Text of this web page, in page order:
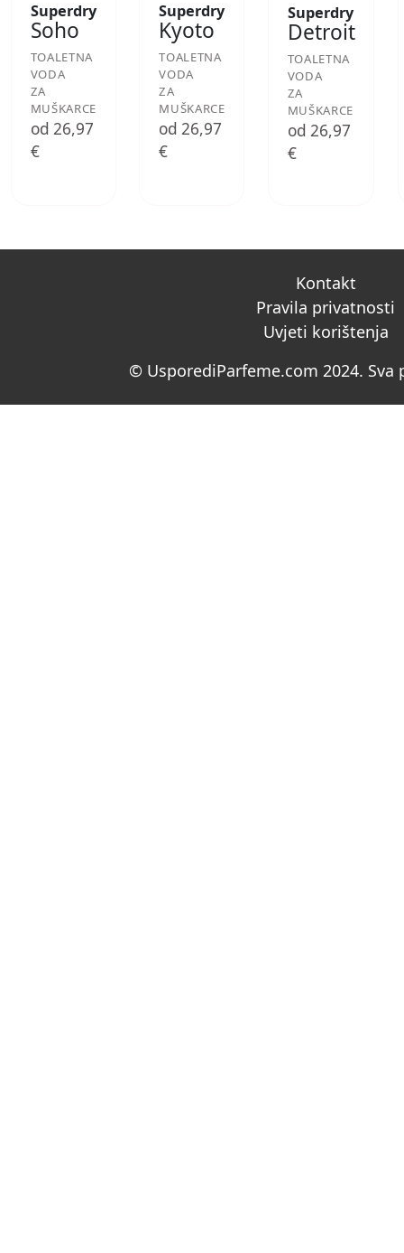
Superdry
Soho
TOALETNA
VODA
ZA
MUŠKARCE
od 26,97
€
Superdry
Kyoto
TOALETNA
VODA
ZA
MUŠKARCE
od 26,97
€
Superdry
Detroit
TOALETNA
VODA
ZA
MUŠKARCE
od 26,97
€
Kontakt
Pravila privatnosti
Uvjeti korištenja
© UsporediParfeme.com 2024. Sva